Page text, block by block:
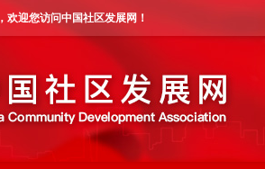
，欢迎您访问中国社区发展网！